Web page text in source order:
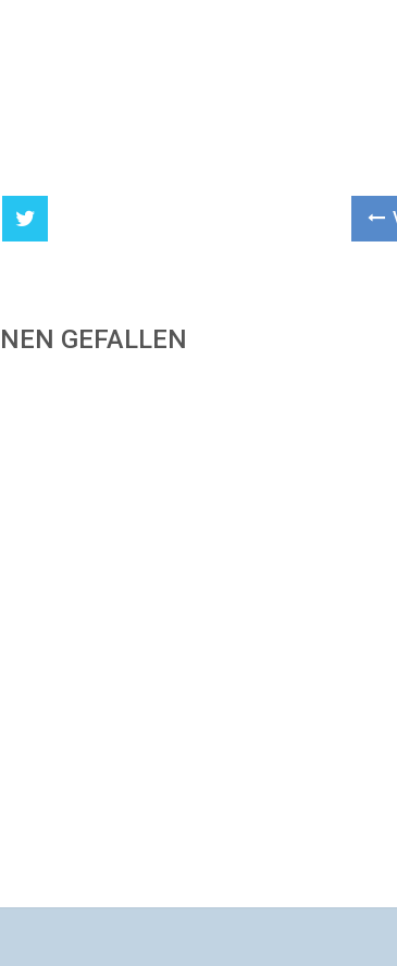
GEFALLEN